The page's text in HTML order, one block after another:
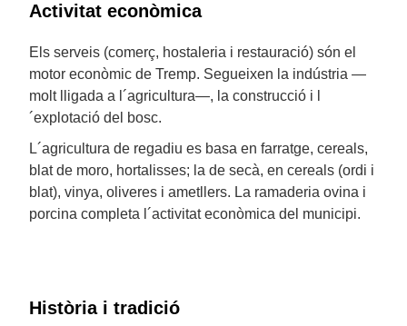
Activitat econòmica
Els serveis (comerç, hostaleria i restauració) són el
motor econòmic de Tremp. Segueixen la indústria —
molt lligada a l´agricultura—, la construcció i l
´explotació del bosc.
L´agricultura de regadiu es basa en farratge, cereals,
blat de moro, hortalisses; la de secà, en cereals (ordi i
blat), vinya, oliveres i ametllers. La ramaderia ovina i
porcina completa l´activitat econòmica del municipi.
Història i tradició